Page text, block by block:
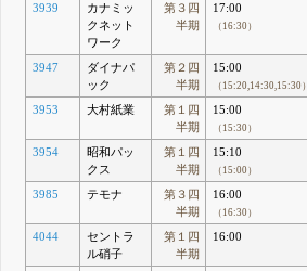
3939
カナミッ
クネット
ワーク
第３四
半期
17:00
（16:30）
3947
ダイナパ
ック
第２四
半期
15:00
（15:20,14:30,15:30）
3953 大村紙業
第１四
半期
15:00
（15:30）
3954
昭和パッ
クス
第１四
半期
15:10
（15:00）
3985 テモナ
第３四
半期
16:00
（16:30）
4044
セントラ
ル硝子
第１四
半期
16:00